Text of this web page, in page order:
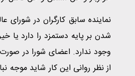
نماینده سابق کارگران در
شدن بر پایه دستمزد را دارد یا
وجود ندارد. اعضای شورا در صورت
از نظر روانی این کار شاید موجه